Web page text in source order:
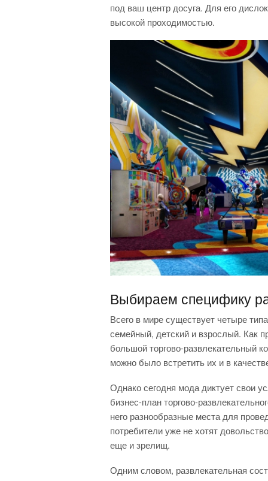
под ваш центр досуга. Для его
высокой проходимостью.
Выбираем специфику
Всего в мире существует четыре
семейный, детский и взрослый. Как
большой торгово-развлекательный
можно было встретить их и в
Однако сегодня мода диктует свои
бизнес-план торгово-
него разнообразные места для
потребители уже не хотят
еще и зрелищ.
Одним словом, развлекательная